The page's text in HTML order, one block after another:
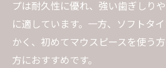
プは耐久性に優れ、強い歯ぎしり
に適しています。一方、ソフトタ
かく、初めてマウスピースを使う
方におすすめです。